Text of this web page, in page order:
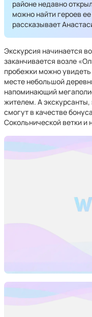
районе недавно
можно найти героев
рассказывает
Экскурсия начинается
заканчивается возле
пробежки можно увидеть
месте небольшой
напоминающий
жителем. А
смогут в качестве
Сокольнической ветки